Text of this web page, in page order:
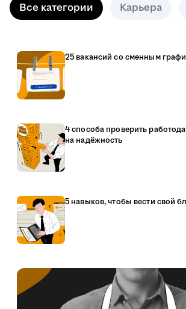
Все категории Карьера
25 вакансий со сменным
4 способа проверить
на надёжность
5 навыков, чтобы вести свой